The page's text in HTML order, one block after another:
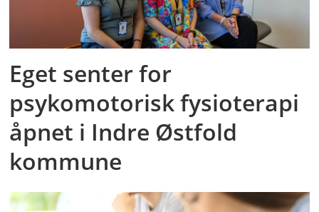
Eget senter for
psykomotorisk fysioterapi
åpnet i Indre Østfold
kommune